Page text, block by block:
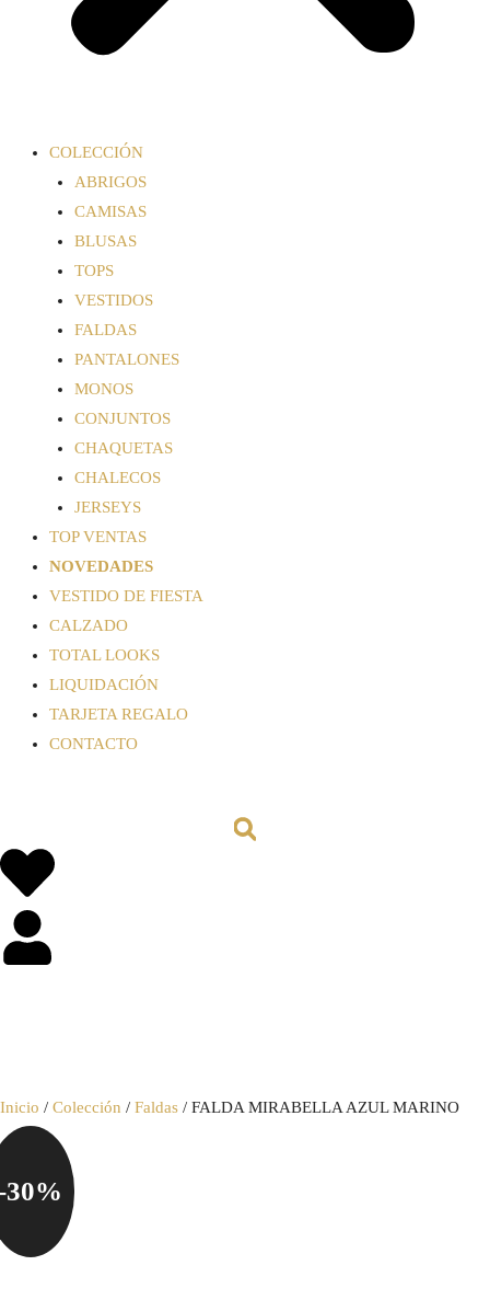
COLECCIÓN
ABRIGOS
CAMISAS
BLUSAS
TOPS
VESTIDOS
FALDAS
PANTALONES
MONOS
CONJUNTOS
CHAQUETAS
CHALECOS
JERSEYS
TOP VENTAS
NOVEDADES
VESTIDO DE FIESTA
CALZADO
TOTAL LOOKS
LIQUIDACIÓN
TARJETA REGALO
CONTACTO
Inicio / Colección / Faldas / FALDA MIRABELLA AZUL MARINO
30%